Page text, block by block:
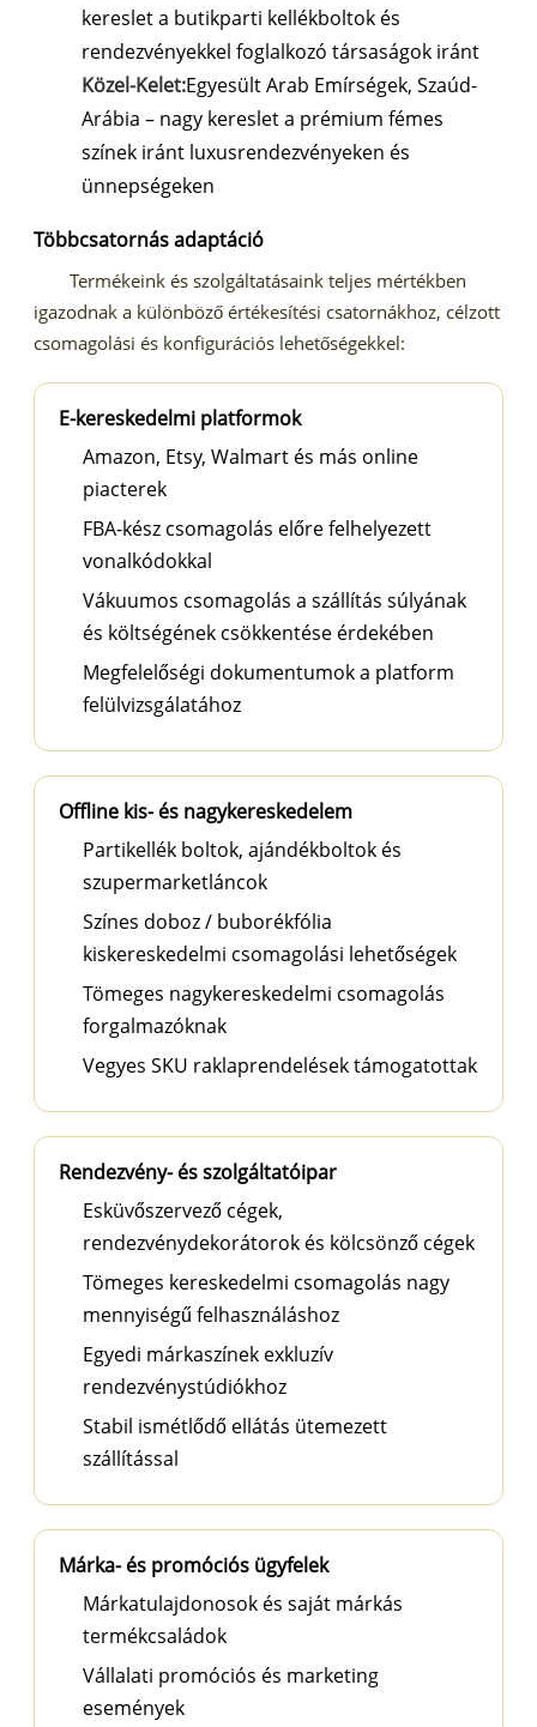
kereslet a butikparti kellékboltok és
rendezvényekkel foglalkozó társaságok iránt
Közel-Kelet:Egyesült Arab Emírségek, Szaúd-
Arábia – nagy kereslet a prémium fémes
színek iránt luxusrendezvényeken és
ünnepségeken
Többcsatornás adaptáció
Termékeink és szolgáltatásaink teljes mértékben
igazodnak a különböző értékesítési csatornákhoz, célzott
csomagolási és konfigurációs lehetőségekkel:
E-kereskedelmi platformok
Amazon, Etsy, Walmart és más online
piacterek
FBA-kész csomagolás előre felhelyezett
vonalkódokkal
Vákuumos csomagolás a szállítás súlyának
és költségének csökkentése érdekében
Megfelelőségi dokumentumok a platform
felülvizsgálatához
Offline kis- és nagykereskedelem
Partikellék boltok, ajándékboltok és
szupermarketláncok
Színes doboz / buborékfólia
kiskereskedelmi csomagolási lehetőségek
Tömeges nagykereskedelmi csomagolás
forgalmazóknak
Vegyes SKU raklaprendelések támogatottak
Rendezvény- és szolgáltatóipar
Esküvőszervező cégek,
rendezvénydekorátorok és kölcsönző cégek
Tömeges kereskedelmi csomagolás nagy
mennyiségű felhasználáshoz
Egyedi márkaszínek exkluzív
rendezvénystúdiókhoz
Stabil ismétlődő ellátás ütemezett
szállítással
Márka- és promóciós ügyfelek
Márkatulajdonosok és saját márkás
termékcsaládok
Vállalati promóciós és marketing
események